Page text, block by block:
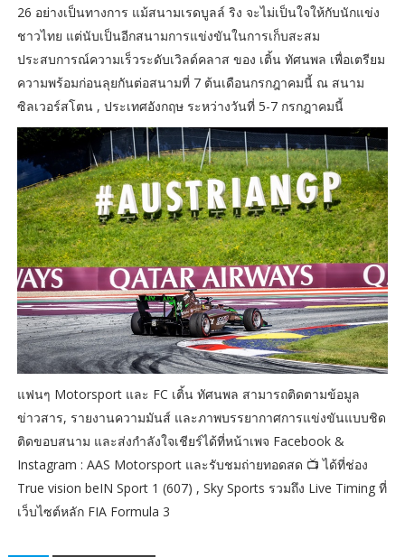
26 อย่างเป็นทางการ แม้สนามเรดบูลล์ ริง จะไม่เป็นใจให้กับนักแข่ง
ชาวไทย แต่นับเป็นอีกสนามการแข่งขันในการเก็บสะสม
ประสบการณ์ความเร็วระดับเวิลด์คลาส ของ เติ้น ทัศนพล เพื่อเตรียม
ความพร้อมก่อนลุยกันต่อสนามที่ 7 ต้นเดือนกรกฎาคมนี้ ณ สนาม
ซิลเวอร์สโตน , ประเทศอังกฤษ ระหว่างวันที่ 5-7 กรกฎาคมนี้
แฟนๆ Motorsport และ FC เติ้น ทัศนพล สามารถติดตามข้อมูล
ข่าวสาร, รายงานความมันส์ และภาพบรรยากาศการแข่งขันแบบชิด
ติดขอบสนาม และส่งกำลังใจเชียร์ได้ที่หน้าเพจ Facebook &
Instagram : AAS Motorsport และรับชมถ่ายทอดสด 📺 ได้ที่ช่อง
True vision beIN Sport 1 (607) , Sky Sports รวมถึง Live Timing ที่
เว็บไซต์หลัก FIA Formula 3